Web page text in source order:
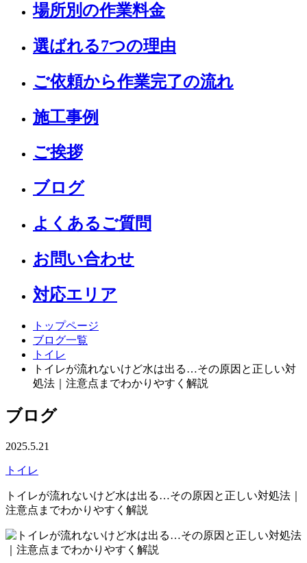
場所別の作業料金
選ばれる7つの理由
ご依頼から作業完了の流れ
施工事例
ご挨拶
ブログ
よくあるご質問
お問い合わせ
対応エリア
トップページ
ブログ一覧
トイレ
トイレが流れないけど水は出る…その原因と正しい対
処法｜注意点までわかりやすく解説
ブログ
2025.5.21
トイレ
トイレが流れないけど水は出る…その原因と正しい対処法｜
注意点までわかりやすく解説